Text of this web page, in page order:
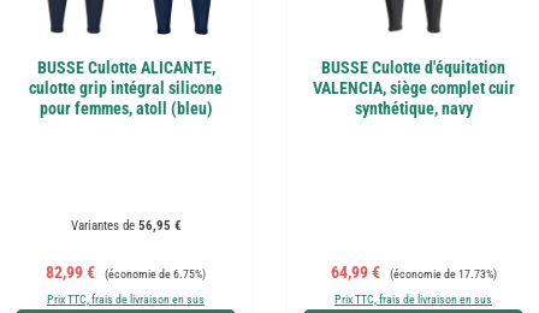
BUSSE Culotte ALICANTE,
culotte grip intégral silicone
pour femmes, atoll (bleu)
Variantes de56,95 €
Prix de vente :
82,99 € Prix régulier :
(économie de 6.75%)
Prix TTC, frais de livraison en sus
BUSSE Culotte d'équitation
VALENCIA, siège complet cuir
synthétique, navy
Prix de vente :
64,99 € Prix régulier :
(économie de 17.73%)
Prix TTC, frais de livraison en sus